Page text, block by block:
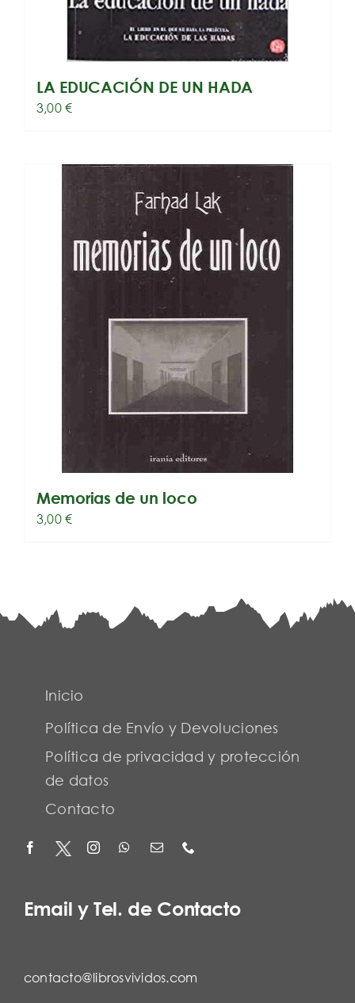
LA EDUCACIÓN DE UN HADA
3,00€
Memorias de un loco
3,00€
Inicio
Política de Envío y Devoluciones
Política de privacidad y protección
de datos
Contacto
Email y Tel. de Contacto
contacto@librosvividos.com